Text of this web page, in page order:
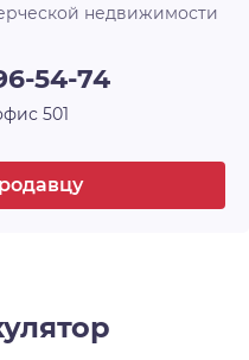
недвижимости
54-74
501